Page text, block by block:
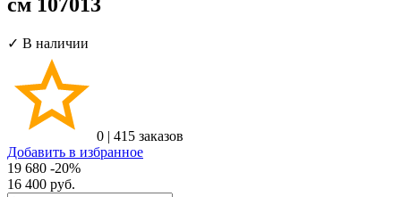
✓ В наличии
0 | 415 заказов
Добавить в избранное
19 680 -20%
16 400 руб.